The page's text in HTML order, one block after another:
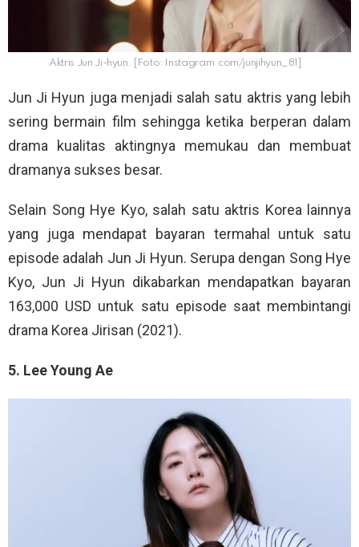
Aktris Jun Ji-hyun. [Foto: Instagram.com/junjihyun_81]
Jun Ji Hyun juga menjadi salah satu aktris yang lebih
sering bermain film sehingga ketika berperan dalam
drama kualitas aktingnya memukau dan membuat
dramanya sukses besar.
Selain Song Hye Kyo, salah satu aktris Korea lainnya
yang juga mendapat bayaran termahal untuk satu
episode adalah Jun Ji Hyun. Serupa dengan Song Hye
Kyo, Jun Ji Hyun dikabarkan mendapatkan bayaran
163,000 USD untuk satu episode saat membintangi
drama Korea Jirisan (2021).
5. Lee Young Ae